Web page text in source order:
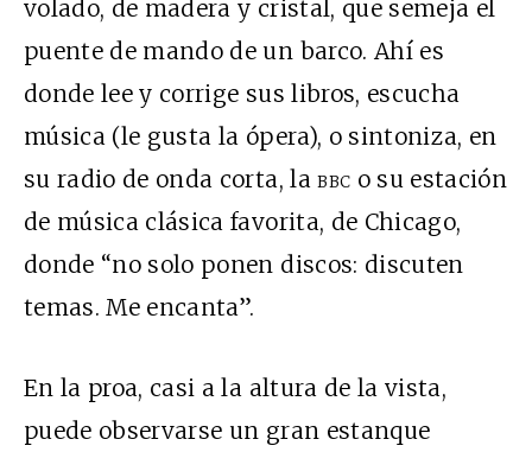
volado, de madera y cristal, que semeja el
puente de mando de un barco. Ahí es
donde lee y corrige sus libros, escucha
música (le gusta la ópera), o sintoniza, en
su radio de onda corta, labbc o su estación
de música clásica favorita, de Chicago,
donde “no solo ponen discos: discuten
temas. Me encanta”.
En la proa, casi a la altura de la vista,
puede observarse un gran estanque